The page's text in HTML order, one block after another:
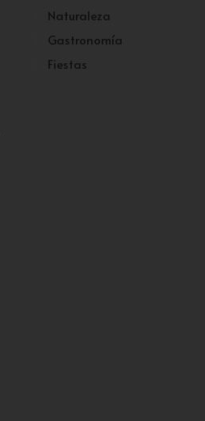
Naturaleza
Gastronomía
Fiestas